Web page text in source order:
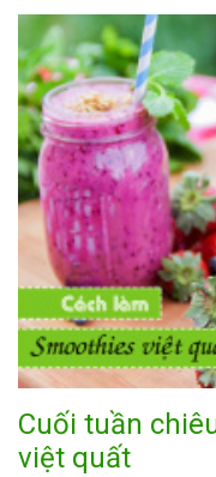
Cuối tuần
việt quất